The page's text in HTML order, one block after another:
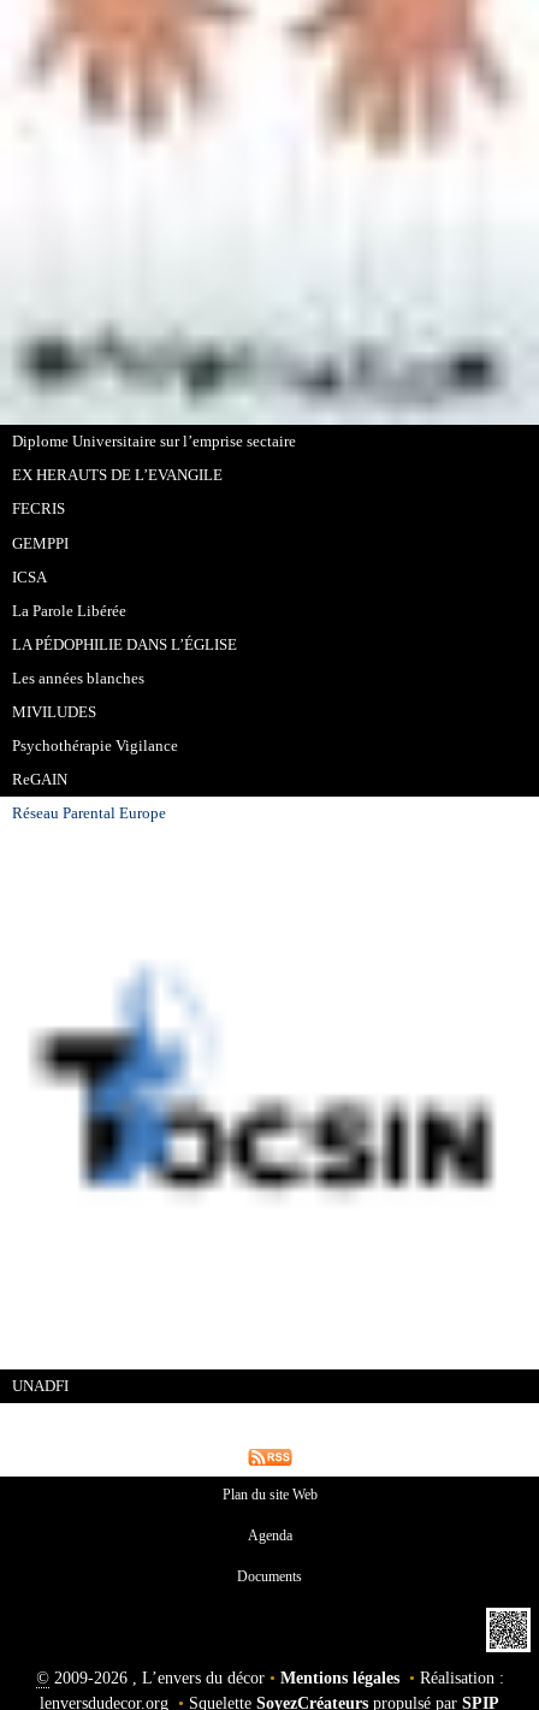
Diplome Universitaire sur l’emprise sectaire
EX HERAUTS DE L’EVANGILE
FECRIS
GEMPPI
ICSA
La Parole Libérée
LA PÉDOPHILIE DANS L’ÉGLISE
Les années blanches
MIVILUDES
Psychothérapie Vigilance
ReGAIN
Réseau Parental Europe
UNADFI
Plan du site Web
Agenda
Documents
©2009-2026 , L’envers du décor • Mentions légales • Réalisation :
lenversdudecor.org • Squelette SoyezCréateurs propulsé par SPIP